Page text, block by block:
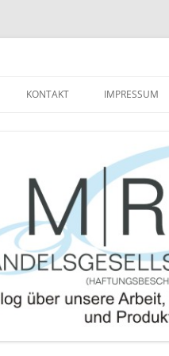
KONTAKT IMPRESSUM